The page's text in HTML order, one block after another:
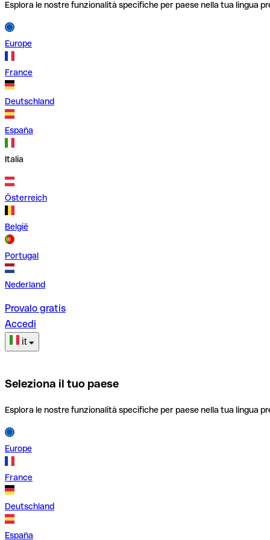
Esplora le nostre funzionalità specifiche per paese nella tua lingua
Europe
France
Deutschland
España
Italia
Österreich
België
Portugal
Nederland
Provalo gratis
Accedi
it
Seleziona il tuo paese
Esplora le nostre funzionalità specifiche per paese nella tua lingua
Europe
France
Deutschland
España